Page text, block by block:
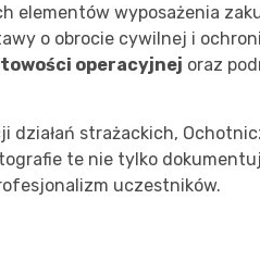
elementów wyposażenia
o obrocie cywilnej i
operacyjnej oraz
strażackich,
te nie tylko
uczestników.